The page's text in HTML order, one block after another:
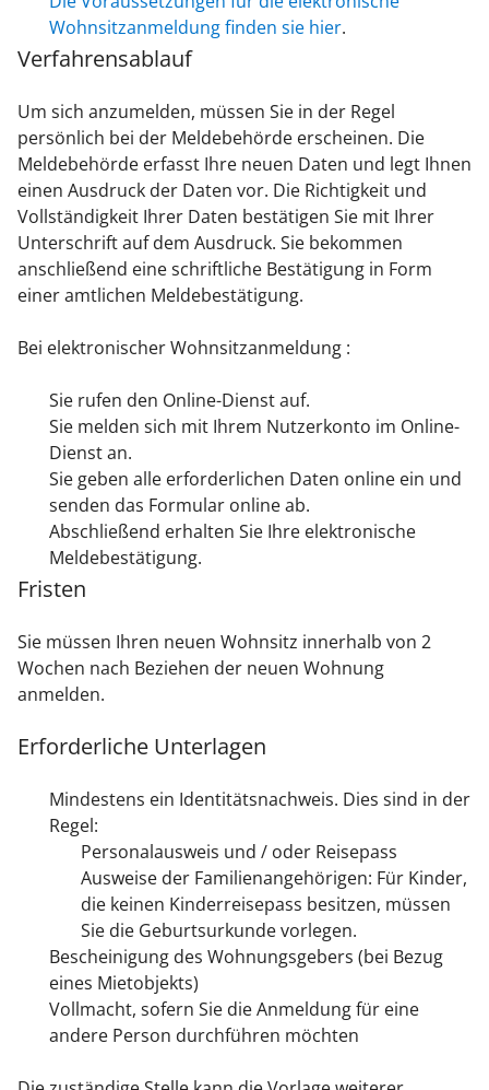
Wohnsitzanmeldung finden sie hier.
Verfahrensablauf
Um sich anzumelden, müssen Sie in der Regel
persönlich bei der Meldebehörde erscheinen. Die
Meldebehörde erfasst Ihre neuen Daten und legt Ihnen
einen Ausdruck der Daten vor. Die Richtigkeit und
Vollständigkeit Ihrer Daten bestätigen Sie mit Ihrer
Unterschrift auf dem Ausdruck. Sie bekommen
anschließend eine schriftliche Bestätigung in Form
einer amtlichen Meldebestätigung.
Bei elektronischer Wohnsitzanmeldung :
Sie rufen den Online-Dienst auf.
Sie melden sich mit Ihrem Nutzerkonto im Online-
Dienst an.
Sie geben alle erforderlichen Daten online ein und
senden das Formular online ab.
Abschließend erhalten Sie Ihre elektronische
Meldebestätigung.
Fristen
Sie müssen Ihren neuen Wohnsitz innerhalb von 2
Wochen nach Beziehen der neuen Wohnung
anmelden.
Erforderliche Unterlagen
Mindestens ein Identitätsnachweis. Dies sind in der
Regel:
Personalausweis und / oder Reisepass
Ausweise der Familienangehörigen: Für Kinder,
die keinen Kinderreisepass besitzen, müssen
Sie die Geburtsurkunde vorlegen.
Bescheinigung des Wohnungsgebers (bei Bezug
eines Mietobjekts)
Vollmacht, sofern Sie die Anmeldung für eine
andere Person durchführen möchten